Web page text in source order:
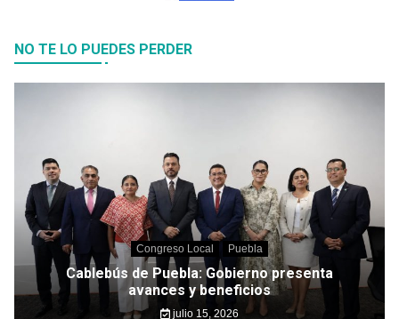
NO TE LO PUEDES PERDER
Congreso Local Puebla
Cablebús de Puebla: Gobierno presenta
avances y beneficios
julio 15, 2026